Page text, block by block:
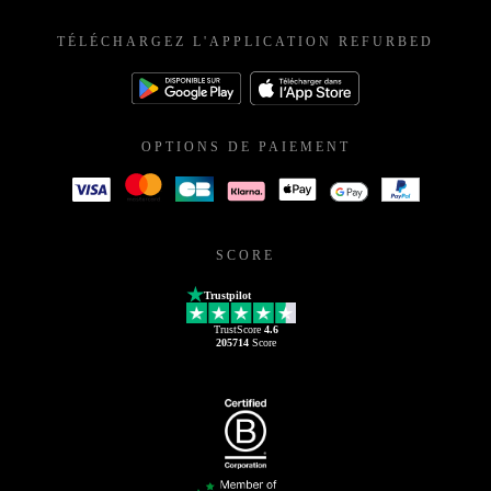
TÉLÉCHARGEZ L'APPLICATION REFURBED
OPTIONS DE PAIEMENT
SCORE
Trustpilot
TrustScore 4.6
205714Score